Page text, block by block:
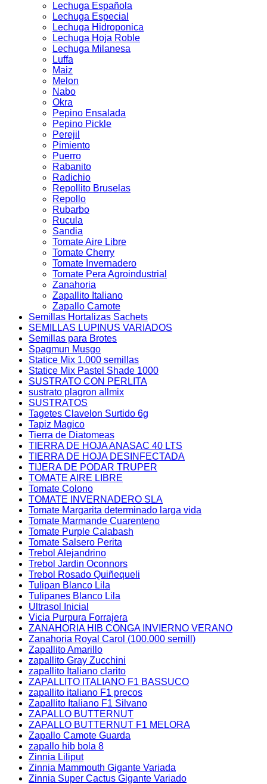
Lechuga Española
Lechuga Especial
Lechuga Hidroponica
Lechuga Hoja Roble
Lechuga Milanesa
Luffa
Maiz
Melon
Nabo
Okra
Pepino Ensalada
Pepino Pickle
Perejil
Pimiento
Puerro
Rabanito
Radichio
Repollito Bruselas
Repollo
Rubarbo
Rucula
Sandia
Tomate Aire Libre
Tomate Cherry
Tomate Invernadero
Tomate Pera Agroindustrial
Zanahoria
Zapallito Italiano
Zapallo Camote
Semillas Hortalizas Sachets
SEMILLAS LUPINUS VARIADOS
Semillas para Brotes
Spagmun Musgo
Statice Mix 1.000 semillas
Statice Mix Pastel Shade 1000
SUSTRATO CON PERLITA
sustrato plagron allmix
SUSTRATOS
Tagetes Clavelon Surtido 6g
Tapiz Magico
Tierra de Diatomeas
TIERRA DE HOJA ANASAC 40 LTS
TIERRA DE HOJA DESINFECTADA
TIJERA DE PODAR TRUPER
TOMATE AIRE LIBRE
Tomate Colono
TOMATE INVERNADERO SLA
Tomate Margarita determinado larga vida
Tomate Marmande Cuarenteno
Tomate Purple Calabash
Tomate Salsero Perita
Trebol Alejandrino
Trebol Jardin Oconnors
Trebol Rosado Quiñequeli
Tulipan Blanco Lila
Tulipanes Blanco Lila
Ultrasol Inicial
Vicia Purpura Forrajera
ZANAHORIA HIB CONGA INVIERNO VERANO
Zanahoria Royal Carol (100.000 semill)
Zapallito Amarillo
zapallito Gray Zucchini
zapallito Italiano clarito
ZAPALLITO ITALIANO F1 BASSUCO
zapallito italiano F1 precos
Zapallito Italiano F1 Silvano
ZAPALLO BUTTERNUT
ZAPALLO BUTTERNUT F1 MELORA
Zapallo Camote Guarda
zapallo hib bola 8
Zinnia Liliput
Zinnia Mammouth Gigante Variada
Zinnia Super Cactus Gigante Variado